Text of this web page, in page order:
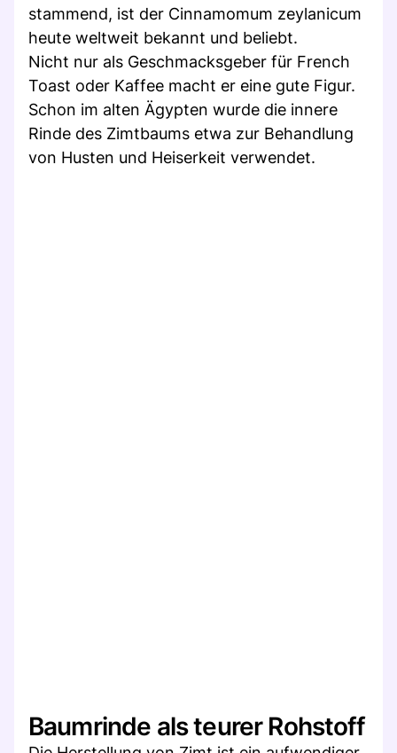
stammend, ist der Cinnamomum zeylanicum
heute weltweit bekannt und beliebt.
Nicht nur als Geschmacksgeber für French
Toast oder Kaffee macht er eine gute Figur.
Schon im alten Ägypten wurde die innere
Rinde des Zimtbaums etwa zur Behandlung
von Husten und Heiserkeit verwendet.
Baumrinde als teurer Rohstoff